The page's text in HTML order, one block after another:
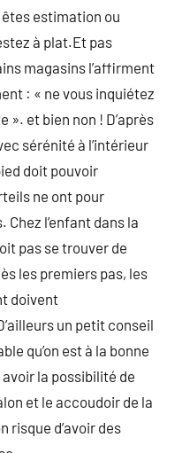
estimation ou
à plat.Et pas
magasins l’affirment
: « ne vous inquiétez
». et bien non ! D’après
sérénité à l’intérieur
doit pouvoir
ne ont pour
l’enfant dans la
pas se trouver de
les premiers pas, les
doivent
un petit conseil
qu’on est à la bonne
la possibilité de
et le accoudoir de la
risque d’avoir des